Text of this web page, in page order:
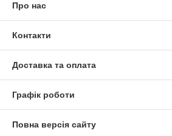
Про нас
Контакти
Доставка та оплата
Графік роботи
Повна версія сайту